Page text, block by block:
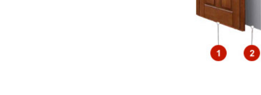
#Двери бизнес-класса